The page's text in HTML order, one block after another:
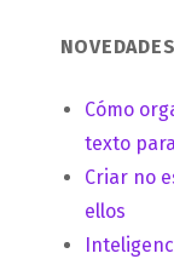
NOVEDADES
Cómo
texto
Criar no
ellos